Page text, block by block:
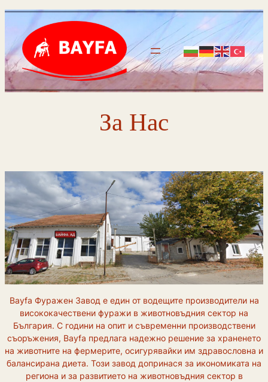
съдържанието
За Нас
Bayfa Фуражен Завод е един от водещите производители на
висококачествени фуражи в животновъдния сектор на
България. С години на опит и съвременни производствени
съоръжения, Bayfa предлага надежно решение за храненето
на животните на фермерите, осигурявайки им здравословна и
балансирана диета. Този завод допринася за икономиката на
региона и за развитието на животновъдния сектор в